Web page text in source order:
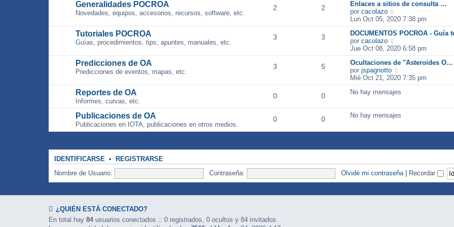
s
a
j
e
m
o
m
e
n
s
a
j
e
Generalidades POCROA
Novedades, equipos, accesorios, recursos, software, etc.
2 2
Enlaces a sitios de consulta …
por cacolazo
e
r
ú
t
i
m
o
m
e
n
a
j
Lun Oct 05, 2020 7:38 pm
Tutoriales POCROA
Guías, procedimientos, tips, apuntes, manuales, etc.
3 3
DOCUMENTOS POCROA - Guía
por cacolazo
e
r
ú
l
t
i
m
m
e
s
Jue Oct 08, 2020 6:58 pm
Predicciones de OA
Predicciones de eventos, mapas, etc.
3 5
Ocultaciones de "Asteroides O…
por jspagnotto
e
r
ú
t
i
o
j
e
Mié Oct 21, 2020 7:35 pm
Reportes de OA
Informes, curvas, etc.
0 0 No hay mensajes
Publicaciones de OA
Publicaciones en IOTA, publicaciones en otros medios.
0 0 No hay mensajes
IDENTIFICARSE • REGISTRARSE
Nombre de Usuario: Contraseña: Olvidé mi contraseña | Recordar
¿QUIÉN ESTÁ CONECTADO?
En total hay 84 usuarios conectados :: 0 registrados, 0 ocultos y 84 invitados